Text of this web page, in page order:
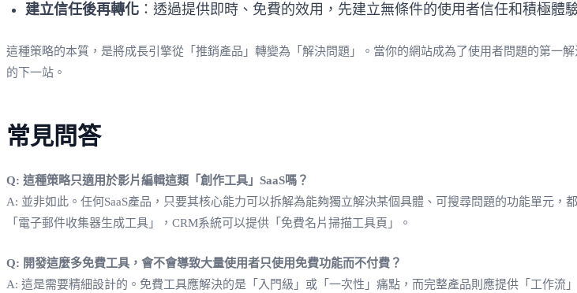
建立信任後再轉化 ：透過提供即時、免費的效用，先建立無條件的使用者信任和積極體
這種策略的本質，是將成長引擎從「推銷產品」轉變為「解決問題」。當你的網站成為了使用者問題的第一
的下一站。
常見問答
Q: 這種策略只適用於影片編輯這類「創作工具」SaaS嗎？
A: 並非如此。任何SaaS產品，只要其核心能力可以拆解為能夠獨立解決某個具體、可搜尋問題的功能單元，
「電子郵件收集器生成工具」，CRM系統可以提供「免費名片掃描工具頁」。
Q: 開發這麼多免費工具，會不會導致大量使用者只使用免費功能而不付費？
A: 這是需要精細設計的。免費工具應解決的是「入門級」或「一次性」痛點，而完整產品則應提供「工作